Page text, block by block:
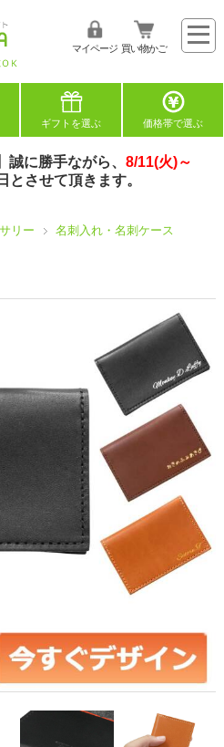
マイページ 買い物かご
ギフトを選ぶ 価格帯で選ぶ
誠に勝手ながら、 8/11(火)～
とさせて頂きます。
リー
名刺入れ・名刺ケース